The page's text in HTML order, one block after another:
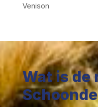
Venison
Wat is de